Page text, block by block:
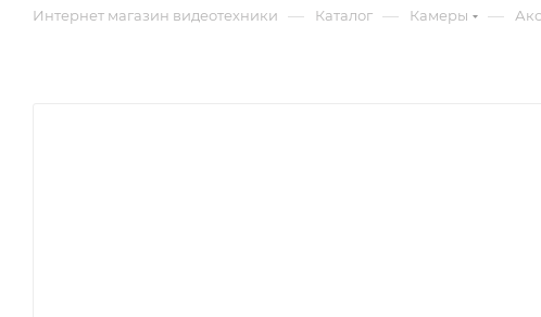
Интернет магазин видеотехники — Каталог — Камеры —